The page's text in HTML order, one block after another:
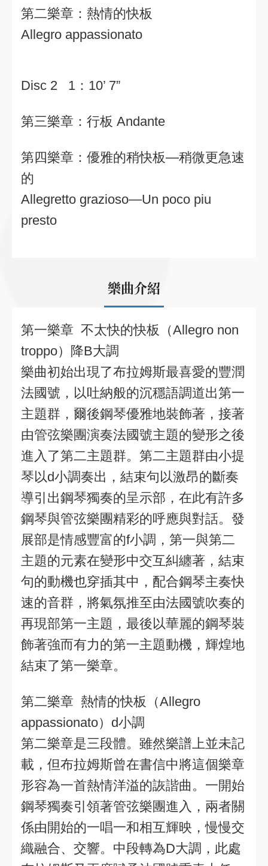
第二樂章：熱情的快板
Allegro appassionato
Disc 2 1：10’ 7”
第三樂章：行板 Andante
第四樂章：優雅的稍快板—稍微更急速
的
Allegretto grazioso—Un poco piu
presto
樂曲介紹
第一樂章 不太快的快板（Allegro non
troppo）降B大調
樂曲初始出現了布拉姆斯最喜愛的豐潤
法國號，以吐納般的沉穩語調道出第一
主題群，爾後鋼琴優雅地裝飾著，接著
由管弦樂團演奏法國號主題的變形之後
進入了第二主題群。第二主題群由小提
琴以d小調奏出，結束句以激昂的斷奏
導引出鋼琴獨奏的呈示部，在此有許多
鋼琴與管弦樂團精彩的呼應與對話。發
展部是情感豐富的f小調，第一與第二
主題的元素在變形中交互糾纏著，結束
句的動機也穿插其中，配合鋼琴主奏快
速的音群，將氣氛推至由法國號吹奏的
再現部第一主題，最後以華麗的鋼琴裝
飾著強而有力的第一主題動機，輝煌地
結束了第一樂章。
第二樂章 熱情的快板（Allegro
appassionato）d小調
第二樂章是三段體。雖然樂譜上並未記
載，但布拉姆斯曾在書信中將這個樂章
形容為一首熱情洋溢的詼諧曲。一開始
鋼琴獨奏引領著管弦樂團進入，兩者關
係由開始的一唱一和相互輝映，慢慢交
織融合、交響。中段轉為D大調，此處